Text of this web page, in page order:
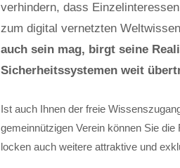
verhindern, dass
zum digital vernetzten
auch sein mag, birgt seine
Sicherheitssystemen weit
Ist auch Ihnen der freie
gemeinnützigen Verein können Sie
locken auch weitere attraktive und